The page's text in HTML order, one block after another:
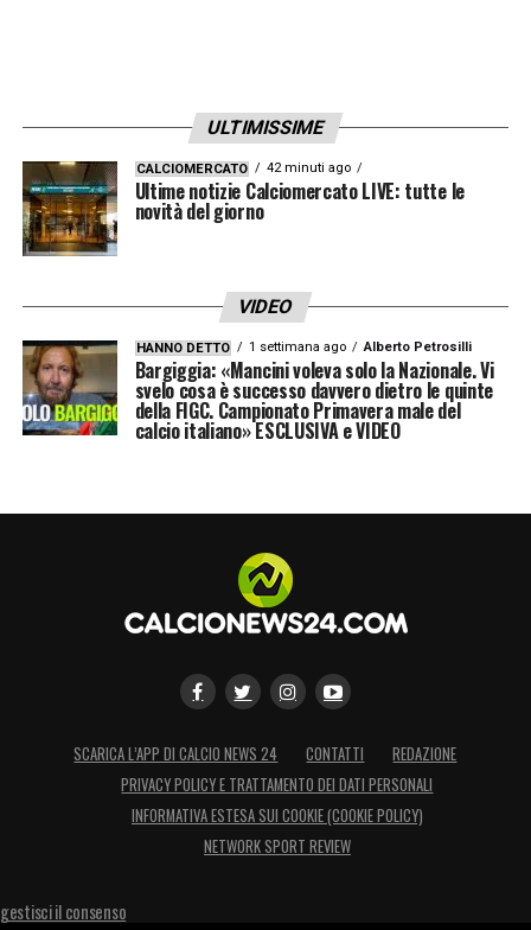
ULTIMISSIME
CALCIOMERCATO 42 minuti ago
Ultime notizie Calciomercato LIVE: tutte le
novità del giorno
VIDEO
HANNO DETTO 1 settimana ago Alberto Petrosilli
Bargiggia: «Mancini voleva solo la Nazionale. Vi
svelo cosa è successo davvero dietro le quinte
della FIGC. Campionato Primavera male del
calcio italiano» ESCLUSIVA e VIDEO
SCARICA L’APP DI CALCIO NEWS 24 CONTATTI
REDAZIONE
PRIVACY POLICY E TRATTAMENTO DEI DATI PERSONALI
INFORMATIVA ESTESA SUI COOKIE (COOKIE POLICY)
NETWORK SPORT REVIEW
gestisci il consenso